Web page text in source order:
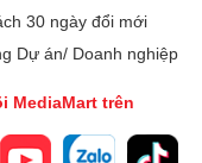
mái
trình phím hợp
30 ngày đổi mới
Dự án/ Doanh nghiệp
MediaMart trên